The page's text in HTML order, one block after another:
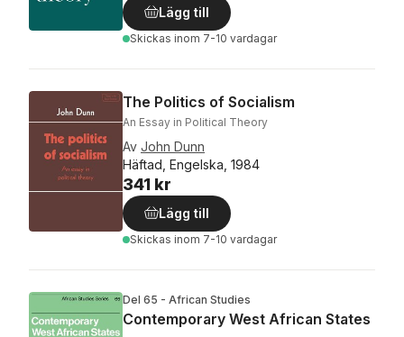
Lägg till
Skickas inom 7-10 vardagar
The Politics of Socialism
An Essay in Political Theory
Av John Dunn
Häftad, Engelska, 1984
341 kr
Lägg till
Skickas inom 7-10 vardagar
Del 65 - African Studies
Contemporary West African States